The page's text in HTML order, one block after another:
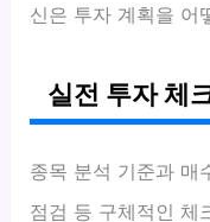
신은 투자 계획을 어
실전 투자 체
종목 분석 기준과 매
점검 등 구체적인 체